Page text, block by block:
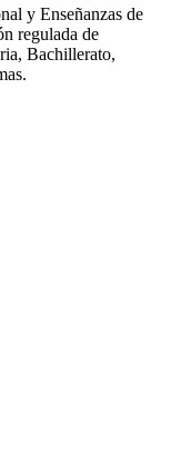
y Enseñanzas de
regulada de
Bachillerato,